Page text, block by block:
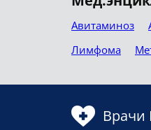
Авитаминоз
Лимфома
Врачи